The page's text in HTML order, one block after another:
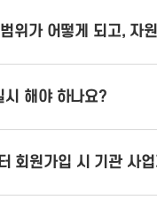
위가 어떻게 되고, 자
시 해야 하나요?
회원가입 시 기관 사